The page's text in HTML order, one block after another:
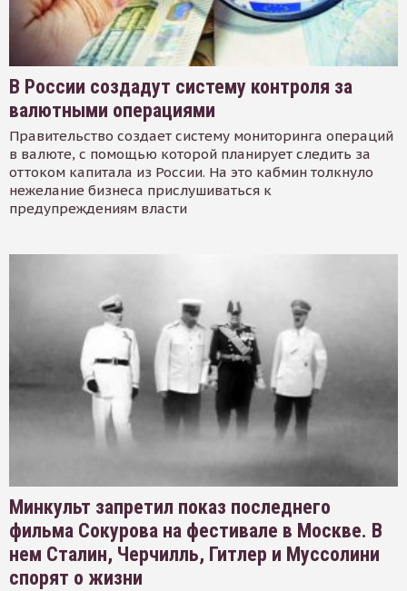
В России создадут систему контроля за
валютными операциями
Правительство создает систему мониторинга операций
в валюте, с помощью которой планирует следить за
оттоком капитала из России. На это кабмин толкнуло
нежелание бизнеса прислушиваться к
предупреждениям власти
Минкульт запретил показ последнего
фильма Сокурова на фестивале в Москве. В
нем Сталин, Черчилль, Гитлер и Муссолини
спорят о жизни